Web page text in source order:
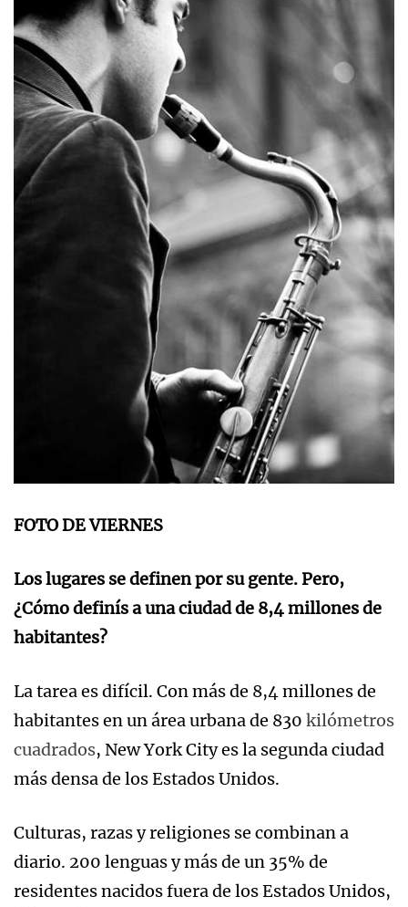
FOTO DE VIERNES
Los lugares se definen por su gente. Pero,
¿Cómo definís a una ciudad de 8,4 millones de
habitantes?
La tarea es difícil. Con más de 8,4 millones de
habitantes en un área urbana de 830 kilómetros
cuadrados, New York City es la segunda ciudad
más densa de los Estados Unidos.
Culturas, razas y religiones se combinan a
diario. 200 lenguas y más de un 35% de
residentes nacidos fuera de los Estados Unidos,